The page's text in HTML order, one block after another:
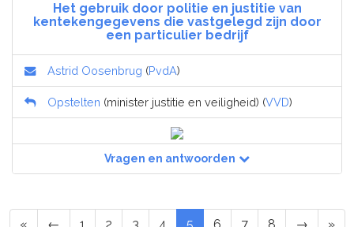
Het gebruik door politie en justitie van
kentekengegevens die vastgelegd zijn door
een particulier bedrijf
Astrid Oosenbrug (PvdA)
Opstelten (minister justitie en veiligheid) (VVD)
Vragen en antwoorden